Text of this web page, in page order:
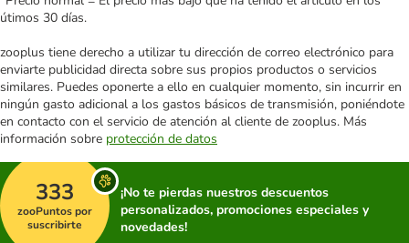
útimos 30 días.
zooplus tiene derecho a utilizar tu dirección de correo electrónico para
enviarte publicidad directa sobre sus propios productos o servicios
similares. Puedes oponerte a ello en cualquier momento, sin incurrir en
ningún gasto adicional a los gastos básicos de transmisión, poniéndote
en contacto con el servicio de atención al cliente de zooplus. Más
información sobre protección de datos
333
zooPuntos por
suscribirte
¡No te pierdas nuestros descuentos
personalizados, promociones especiales y
novedades!